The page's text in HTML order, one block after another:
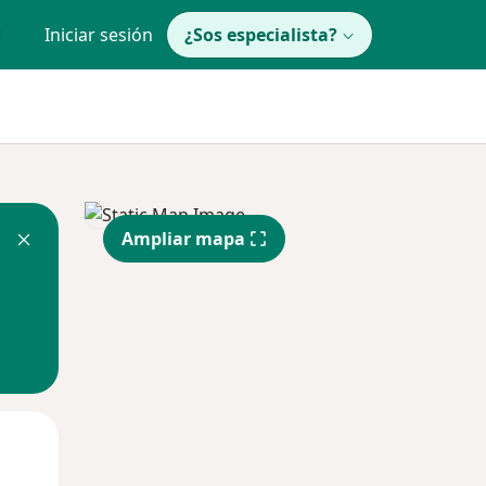
Iniciar sesión ¿Sos especialista?
Ampliar mapa